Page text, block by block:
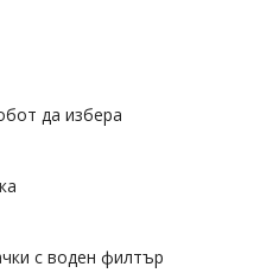
да избера
с воден филтър